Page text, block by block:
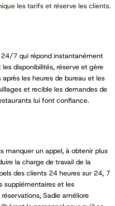
les tarifs et réserve les clients.
7 qui répond instantanément
disponibilités, réserve et gère
les heures de bureau et les
et recible les demandes de
lui font confiance.
manquer un appel, à obtenir plus
la charge de travail de la
des clients 24 heures sur 24, 7
supplémentaires et les
Sadie améliore